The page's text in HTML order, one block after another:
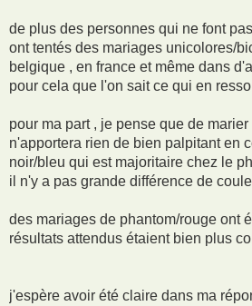
de plus des personnes qui ne font
ont tentés des mariages unicolores/
belgique , en france et même dans
pour cela que l'on sait ce qui en
pour ma part , je pense que de
n'apportera rien de bien palpitant en
noir/bleu qui est majoritaire chez le
il n'y a pas grande différence de
des mariages de phantom/rouge ont
résultats attendus étaient bien plus
j'espère avoir été claire dans ma